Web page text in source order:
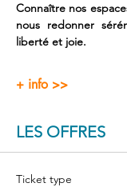
Connaître nos
nous redonner
liberté et joie.
+ info >>
LES OFFRES
Ticket type